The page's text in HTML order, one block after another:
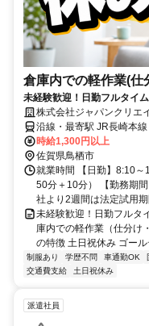
倉庫内での軽作業(仕
未経験歓迎！日勤フルタイ
株式会社ジャパンクリ
沿線・最寄駅 JR長崎本
時給1,300円以上
佐賀県鳥栖市
就業時間 【日勤】8:10
50分＋10分） 【勤務期
社より2週間は法定試用
未経験歓迎！日勤フルタ
庫内での軽作業（仕分け
の特徴 土日祝休み ゴー
制服あり 学歴不問 車通勤OK
交通費支給
土日祝休み
派遣社員